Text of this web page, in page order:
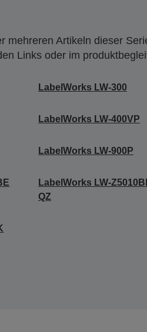
mehreren Artikeln dieser
Links oder im
LabelWorks LW-300
LabelWorks LW-400VP
LabelWorks LW-900P
LabelWorks LW-
QZ